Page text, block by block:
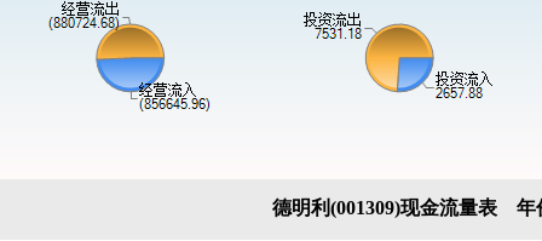
德明利(001309)现金流量表 年